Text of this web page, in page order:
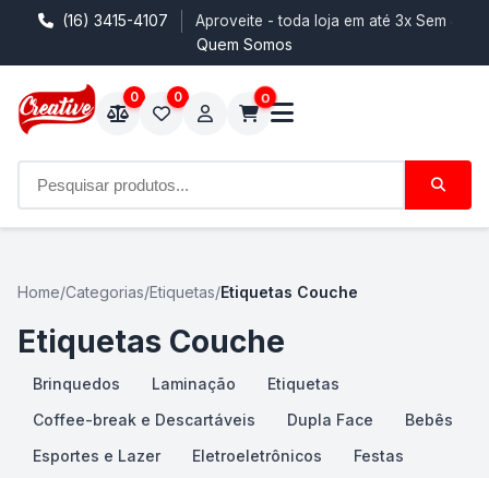
(16) 3415-4107 veite - toda loja em até 3x Sem Juros
Quem Somos
0 0 0
Home/Categorias/Etiquetas/Etiquetas Couche
Etiquetas Couche
Brinquedos Laminação
Etiquetas
Coffee-break e Descartáveis
Dupla Face
Bebês
Esportes e Lazer
Eletroeletrônicos
Festas